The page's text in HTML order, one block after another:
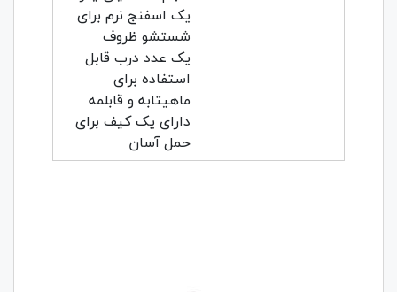
یک اسفنج نرم برای
شستشو ظروف
یک عدد درب قابل
استفاده برای
ماهیتابه و قابلمه
دارای یک کیف برای
حمل آسان